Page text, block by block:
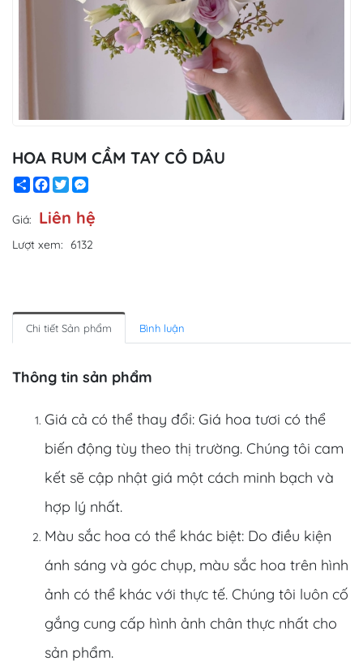
HOA RUM CẦM TAY CÔ DÂU
ShareFacebook
Twitter
Giá: Liên hệ
Lượt xem: 6132
Chi tiết Sản phẩm Bình luận
Thông tin sản phẩm
Giá cả có thể thay đổi: Giá hoa tươi có thể
biến động tùy theo thị trường. Chúng tôi cam
kết sẽ cập nhật giá một cách minh bạch và
hợp lý nhất.
Màu sắc hoa có thể khác biệt: Do điều kiện
ánh sáng và góc chụp, màu sắc hoa trên hình
ảnh có thể khác với thực tế. Chúng tôi luôn cố
gắng cung cấp hình ảnh chân thực nhất cho
sản phẩm.